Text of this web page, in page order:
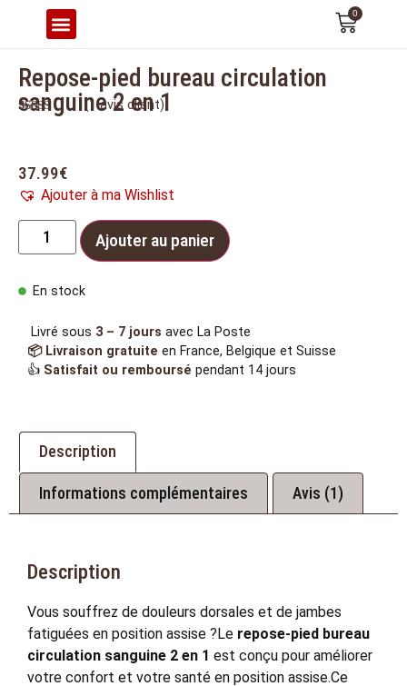
0
Repose-pied bureau circulation
sanguine 2 en 1
(1avis client)
37.99€
Ajouter à ma Wishlist
Ajouter au panier
En stock
Livré sous 3 – 7 jours avec La Poste
📦 Livraison gratuite en France, Belgique et Suisse
👍 Satisfait ou remboursé pendant 14 jours
Description
Informations complémentaires Avis (1)
Description
Vous souffrez de douleurs dorsales et de jambes
fatiguées en position assise ?Le repose-pied bureau
circulation sanguine 2 en 1 est conçu pour améliorer
votre confort et votre santé en position assise.Ce